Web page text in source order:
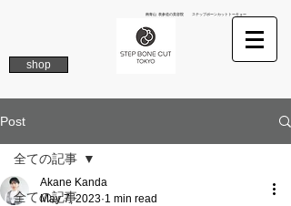
南青山 表参道の美容院 ステップボーンカットトーキョー
shop
Post
全ての記事
全ての記事
Akane Kanda
May 7, 2023 1 min read